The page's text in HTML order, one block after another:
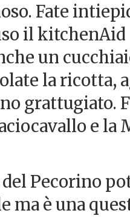
Fate
il
un
la ricotta,
grattugiato.
e la
del Pecorino
ma è una